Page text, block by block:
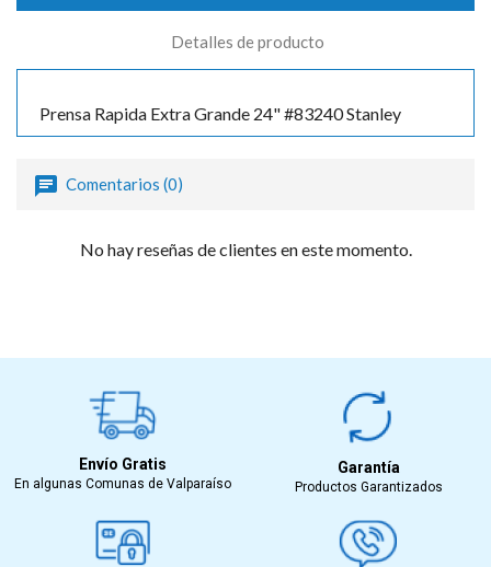
Detalles de producto
Prensa Rapida Extra Grande 24" #83240 Stanley
Comentarios (0)
No hay reseñas de clientes en este momento.
Envío Gratis
En algunas Comunas de Valparaíso
Garantía
Productos Garantizados